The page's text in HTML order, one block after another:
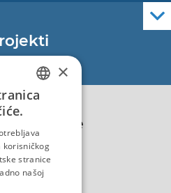
Core
Projekt JASPPer
NauTour
kvalitete
CROATIAN
×
korisničkog
stranice
našoj